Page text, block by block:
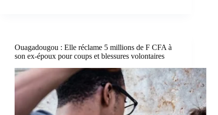
Ouagadougou : Elle réclame 5 millions de F CFA à
son ex-époux pour coups et blessures volontaires